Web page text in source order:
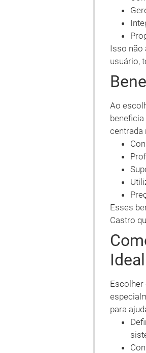
Isso não
usuário,
Ao
centrada
Esses
Castro
Ideal
Escolher
para